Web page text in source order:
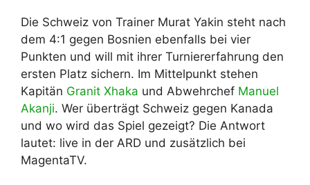
Die Schweiz von Trainer Murat Yakin steht nach
dem 4:1 gegen Bosnien ebenfalls bei vier
Punkten und will mit ihrer Turniererfahrung den
ersten Platz sichern. Im Mittelpunkt stehen
Kapitän Granit Xhaka und Abwehrchef Manuel
Akanji. Wer überträgt Schweiz gegen Kanada
und wo wird das Spiel gezeigt? Die Antwort
lautet: live in der ARD und zusätzlich bei
MagentaTV.